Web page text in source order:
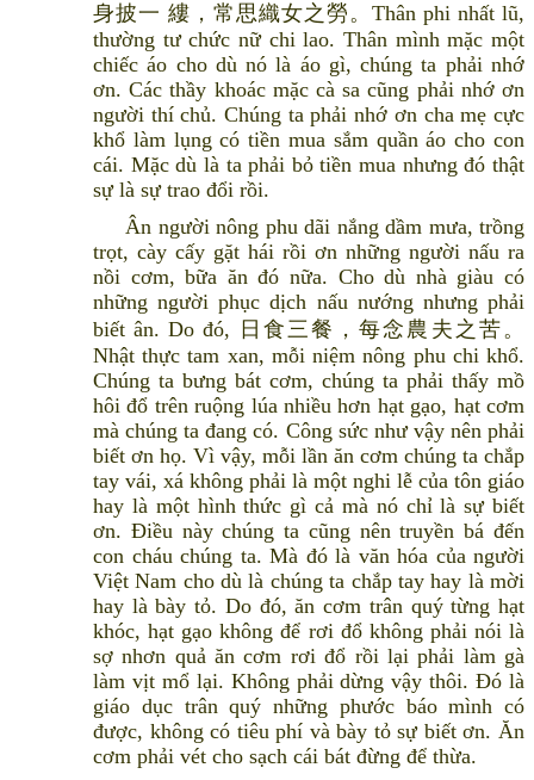
身披一 縷，常思織女之勞。Thân phi nhất lũ,
thường tư chức nữ chi lao. Thân mình mặc một
chiếc áo cho dù nó là áo gì, chúng ta phải nhớ
ơn. Các thầy khoác mặc cà sa cũng phải nhớ ơn
người thí chủ. Chúng ta phải nhớ ơn cha mẹ cực
khổ làm lụng có tiền mua sắm quần áo cho con
cái. Mặc dù là ta phải bỏ tiền mua nhưng đó thật
sự là sự trao đổi rồi.
Ân người nông phu dãi nắng dầm mưa, trồng
trọt, cày cấy gặt hái rồi ơn những người nấu ra
nồi cơm, bữa ăn đó nữa. Cho dù nhà giàu có
những người phục dịch nấu nướng nhưng phải
biết ân. Do đó, 日食三餐，每念農夫之苦。
Nhật thực tam xan, mỗi niệm nông phu chi khổ.
Chúng ta bưng bát cơm, chúng ta phải thấy mồ
hôi đổ trên ruộng lúa nhiều hơn hạt gạo, hạt cơm
mà chúng ta đang có. Công sức như vậy nên phải
biết ơn họ. Vì vậy, mỗi lần ăn cơm chúng ta chắp
tay vái, xá không phải là một nghi lễ của tôn giáo
hay là một hình thức gì cả mà nó chỉ là sự biết
ơn. Điều này chúng ta cũng nên truyền bá đến
con cháu chúng ta. Mà đó là văn hóa của người
Việt Nam cho dù là chúng ta chắp tay hay là mời
hay là bày tỏ. Do đó, ăn cơm trân quý từng hạt
khóc, hạt gạo không để rơi đổ không phải nói là
sợ nhơn quả ăn cơm rơi đổ rồi lại phải làm gà
làm vịt mổ lại. Không phải dừng vậy thôi. Đó là
giáo dục trân quý những phước báo mình có
được, không có tiêu phí và bày tỏ sự biết ơn. Ăn
cơm phải vét cho sạch cái bát đừng để thừa.